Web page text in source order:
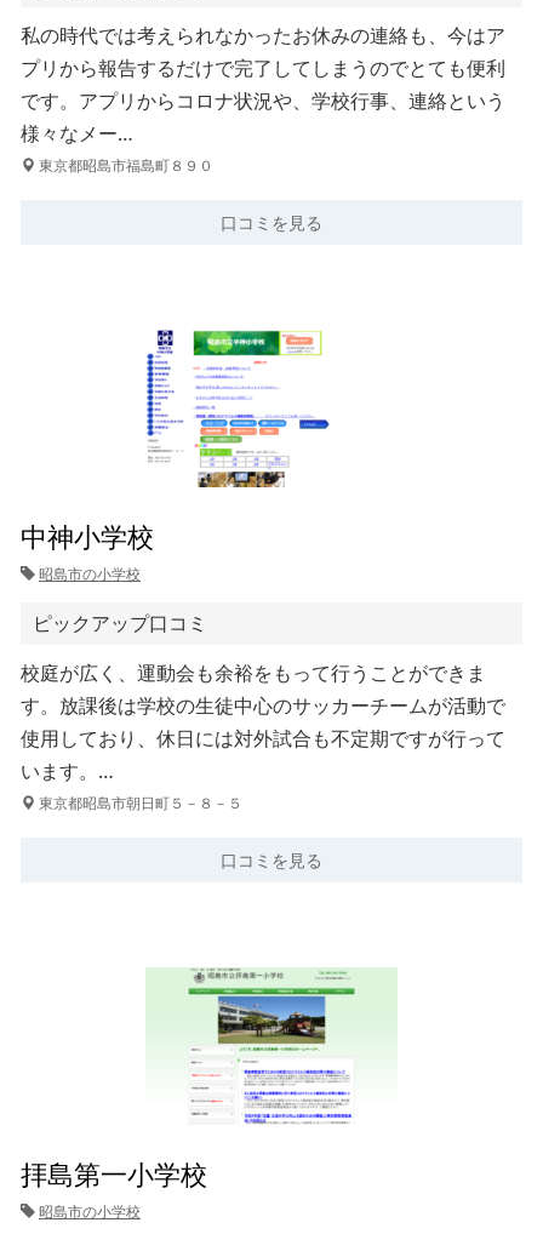
私の時代では考えられなかったお休みの連絡も、今はア
プリから報告するだけで完了してしまうのでとても便利
です。アプリからコロナ状況や、学校行事、連絡という
様々なメー…
東京都昭島市福島町８９０
口コミを見る
中神小学校
昭島市の小学校
ピックアップ口コミ
校庭が広く、運動会も余裕をもって行うことができま
す。放課後は学校の生徒中心のサッカーチームが活動で
使用しており、休日には対外試合も不定期ですが行って
います。…
東京都昭島市朝日町５－８－５
口コミを見る
拝島第一小学校
昭島市の小学校